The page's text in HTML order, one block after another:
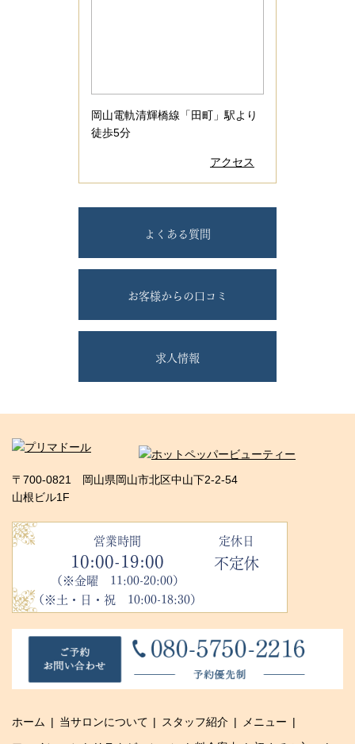
岡山電軌清輝橋線「田町」駅より
徒歩5分
アクセス
よくある質問
お客様からの口コミ
求人情報
〒700-0821 岡山県岡山市北区中山下2-2-54
山根ビル1F
営業時間
10:00-19:00
（※金曜 11:00-20:00）
（※土・日・祝 10:00-18:30）
定休日
不定休
ホーム 当サロンについて スタッフ紹介
メニュー